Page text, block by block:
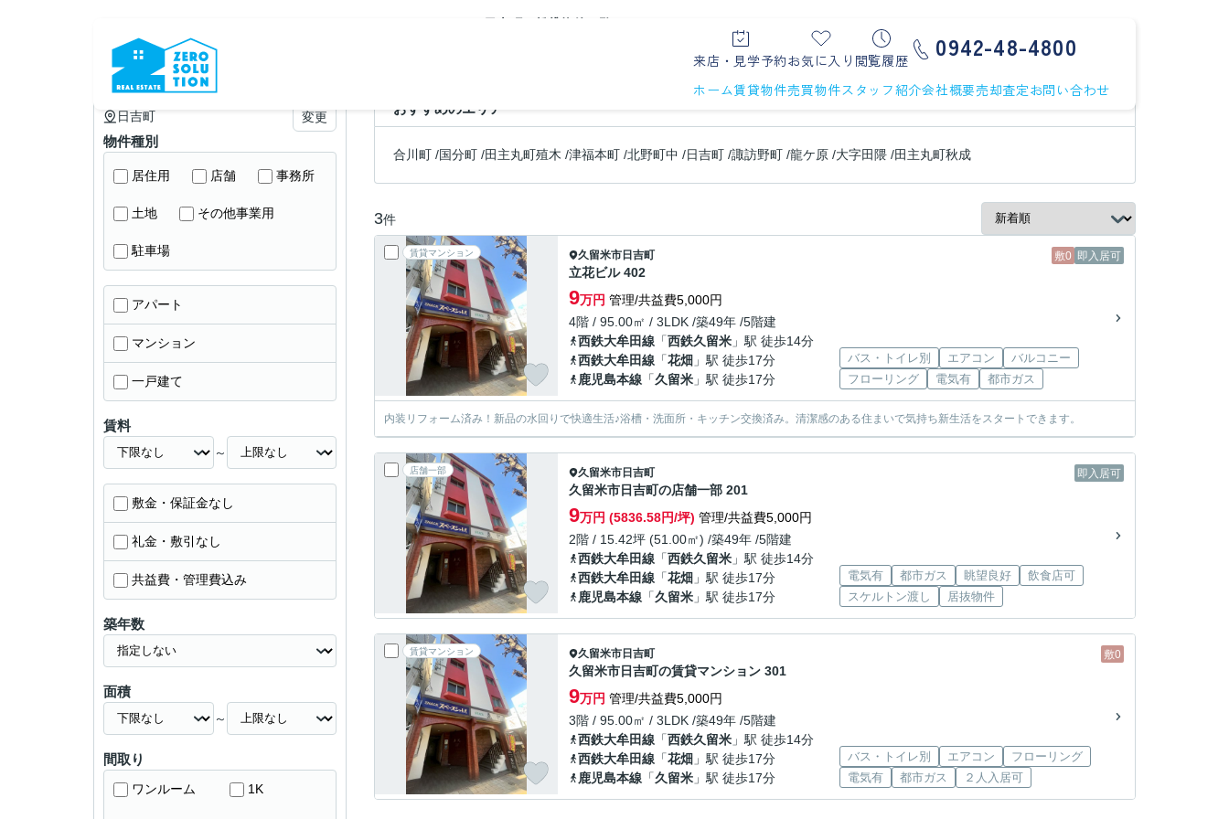
来店・見学予約お気に入り 閲覧履歴 0942-48-4800
ホーム賃貸物件売買物件スタッフ紹介会社概要売却査定お問い合わせ
日吉町の賃貸物件一覧
おすすめのエリア
合川町 /国分町 /田主丸町殖木 /津福本町 /北野町中 /日吉町 /諏訪野町 /龍ケ原 /大字田隈 /田主丸町秋成
3件
賃貸マンション 敷0 即入居可
久留米市 日吉町
立花ビル 402
9万円 管理/共益費5,000円
4階 / 95.00㎡ / 3LDK /築49年 /5階建
西鉄大牟田線 「西鉄久留米 」駅 徒歩14分
西鉄大牟田線 「花畑 」駅 徒歩17分
鹿児島本線 「久留米 」駅 徒歩17分
バス・トイレ別 エアコン
バルコニー
フローリング
電気有 都市ガス
内装リフォーム済み！新品の水回りで快適生活♪浴槽・洗面所・キッチン交換済み。清潔感のある住まいで気持ち新生活をスタートできます。
店舗一部 即入居可
久留米市 日吉町
久留米市日吉町の店舗一部 201
9万円 (5836.58円/坪) 管理/共益費5,000円
2階 / 15.42坪 (51.00㎡) /築49年 /5階建
西鉄大牟田線 「西鉄久留米 」駅 徒歩14分
西鉄大牟田線 「花畑 」駅 徒歩17分
鹿児島本線 「久留米 」駅 徒歩17分
電気有 都市ガス 眺望良好
飲食店可
スケルトン渡し
居抜物件
賃貸マンション 敷0
久留米市 日吉町
久留米市日吉町の賃貸マンション 301
9万円 管理/共益費5,000円
3階 / 95.00㎡ / 3LDK /築49年 /5階建
西鉄大牟田線 「西鉄久留米 」駅 徒歩14分
西鉄大牟田線 「花畑 」駅 徒歩17分
鹿児島本線 「久留米 」駅 徒歩17分
バス・トイレ別 エアコン
フローリング
電気有
都市ガス ２人入居可
日吉町 変更
物件種別
居住用 店舗 事務所
土地 その他事業用
駐車場
アパート
マンション
一戸建て
賃料
～
敷金・保証金なし
礼金・敷引なし
共益費・管理費込み
築年数
面積
～
間取り
ワンルーム 1K